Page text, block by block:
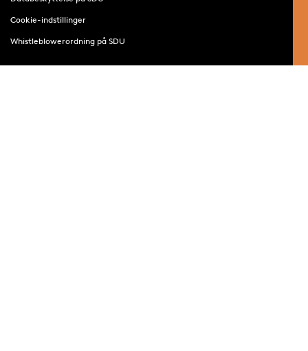
Cookie-indstillinger
Whistleblowerordning på SDU